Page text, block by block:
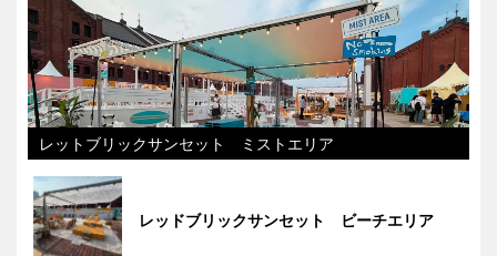
レットブリックサンセット ミストエリア
レッドブリックサンセット ビーチエリア